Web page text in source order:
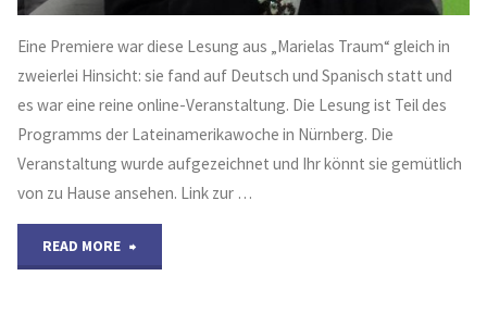
Eine Premiere war diese Lesung aus „Marielas Traum“ gleich in
zweierlei Hinsicht: sie fand auf Deutsch und Spanisch statt und
es war eine reine online-Veranstaltung. Die Lesung ist Teil des
Programms der Lateinamerikawoche in Nürnberg. Die
Veranstaltung wurde aufgezeichnet und Ihr könnt sie gemütlich
von zu Hause ansehen. Link zur …
READ MORE